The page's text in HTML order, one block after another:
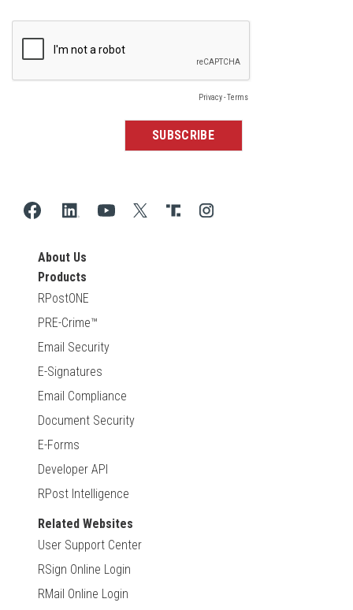
About Us
Products
RPostONE
PRE-Crime™
Email Security
E-Signatures
Email Compliance
Document Security
E-Forms
Developer API
RPost Intelligence
Related Websites
User Support Center
RSign Online Login
RMail Online Login